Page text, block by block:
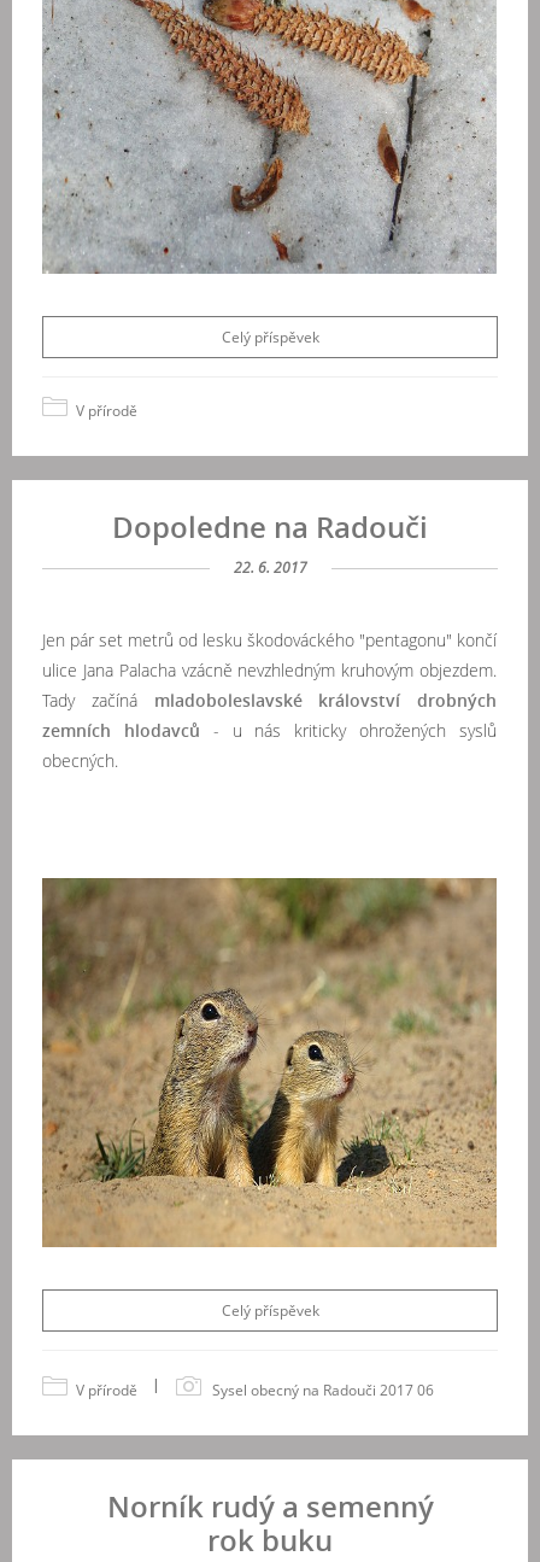
Celý příspěvek
V přírodě
Dopoledne na Radouči
22. 6. 2017
Jen pár set metrů od lesku škodováckého "pentagonu" končí
ulice Jana Palacha vzácně nevzhledným kruhovým objezdem.
Tady začíná mladoboleslavské království drobných
zemních hlodavců - u nás kriticky ohrožených syslů
obecných.
Celý příspěvek
V přírodě | Sysel obecný na Radouči 2017 06
Norník rudý a semenný
rok buku